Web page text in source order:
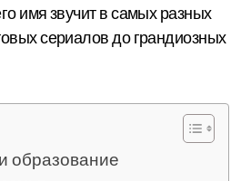
имя звучит в самых разных
сериалов до грандиозных
образование